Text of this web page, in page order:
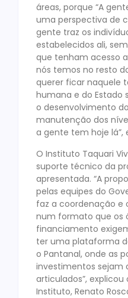
áreas, porque “A
uma perspectiva de
gente traz os
estabelecidos ali,
que tenham acesso
nós temos no resto
querer ficar naquele
humana e do Estado
o desenvolvimento
manutenção dos
a gente tem hoje lá”,
O Instituto Taquari
suporte técnico da
apresentada. “A
pelas equipes do
faz a coordenação e
num formato que os
financiamento
ter uma plataforma
o Pantanal, onde as
investimentos sejam
articulados”,
Instituto, Renato